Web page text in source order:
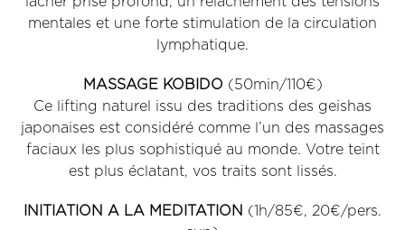
mentales et une forte stimulation de la circulation
lymphatique.
MASSAGE KOBIDO (50min/110€)
Ce lifting naturel issu des traditions des geishas
japonaises est considéré comme l’un des massages
faciaux les plus sophistiqué au monde. Votre teint
est plus éclatant, vos traits sont lissés.
INITIATION A LA MEDITATION (1h/85€, 20€/pers.